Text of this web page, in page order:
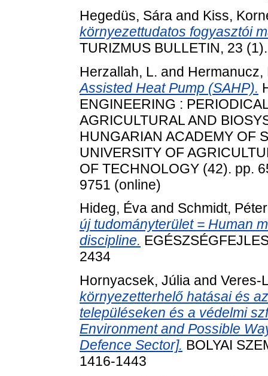
Hegedüs, Sára and Kiss,
környezettudatos fogyasztói
TURIZMUS BULLETIN, 23
Herzallah, L. and Hermanucz,
Assisted Heat Pump (SAHP).
ENGINEERING :
AGRICULTURAL AND
HUNGARIAN ACADEMY OF
UNIVERSITY OF
OF TECHNOLOGY (42). pp.
9751 (online)
Hideg, Éva and Schmidt, Péter
új tudományterület = Human
discipline.
2434
Hornyacsek, Júlia and Veres-
környezetterhelő hatásai és
településeken és a védelmi
Environment and Possible
Defence Sector]. BOLYAI
1416-1443